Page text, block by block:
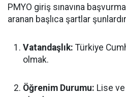
PMYO giriş sınavına
aranan başlıca şartlar
Vatandaşlık: Türkiye
olmak.
Öğrenim Durumu: Lise